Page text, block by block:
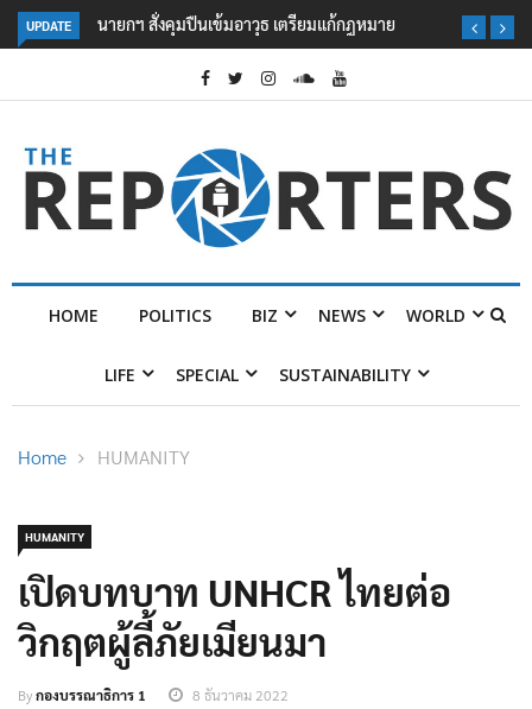
UPDATE นายกฯ สั่งคุมปืนเข้มอาวุธ เตรียมแก้กฎหมาย
HOME POLITICS BIZ NEWS WORLD
LIFE SPECIAL SUSTAINABILITY
Home HUMANITY
HUMANITY
เปิดบทบาท UNHCR ไทยต่อ
วิกฤตผู้ลี้ภัยเมียนมา
Byกองบรรณาธิการ 1 8 ธันวาคม 2022